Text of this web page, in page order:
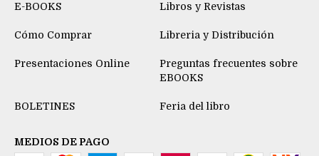
E-BOOKS Libros y Revistas
Cómo Comprar Libreria y Distribución
Presentaciones Online
Preguntas frecuentes sobre
EBOOKS
BOLETINES Feria del libro
MEDIOS DE PAGO